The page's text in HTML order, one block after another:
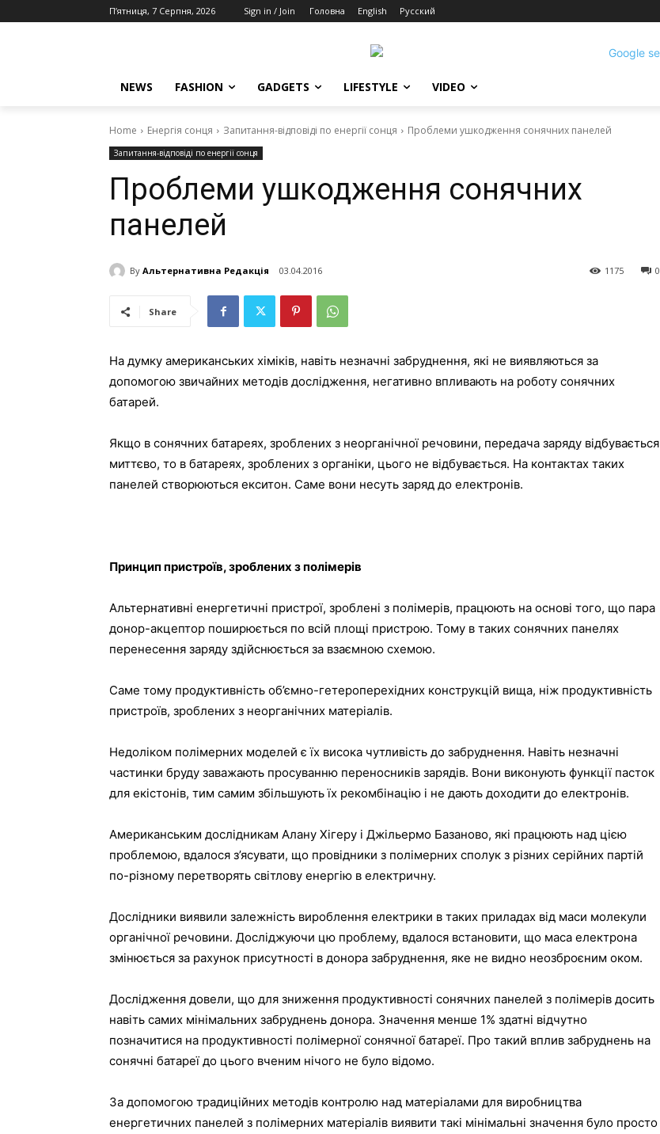
П’ятниця, 7 Серпня, 2026 Sign in / Join Головна English Русский
NEWS FASHION GADGETS LIFESTYLE VIDEO
Home Енергія сонця Запитання-відповіді по енергії сонця Проблеми ушкодження сонячних панелей
Запитання-відповіді по енергії сонця
Проблеми ушкодження сонячних
панелей
By Альтернативна Редакція 03.04.2016 0
1175
Share
На думку американських хіміків, навіть незначні забруднення, які не виявляються за
допомогою звичайних методів дослідження, негативно впливають на роботу сонячних
батарей.
Якщо в сонячних батареях, зроблених з неорганічної речовини, передача заряду відбувається
миттєво, то в батареях, зроблених з органіки, цього не відбувається. На контактах таких
панелей створюються екситон. Саме вони несуть заряд до електронів.
Принцип пристроїв, зроблених з полімерів
Альтернативні енергетичні пристрої, зроблені з полімерів, працюють на основі того, що пара
донор-акцептор поширюється по всій площі пристрою. Тому в таких сонячних панелях
перенесення заряду здійснюється за взаємною схемою.
Саме тому продуктивність об’ємно-гетероперехідних конструкцій вища, ніж продуктивність
пристроїв, зроблених з неорганічних матеріалів.
Недоліком полімерних моделей є їх висока чутливість до забруднення. Навіть незначні
частинки бруду заважають просуванню переносників зарядів. Вони виконують функції пасток
для екістонів, тим самим збільшують їх рекомбінацію і не дають доходити до електронів.
Американським дослідникам Алану Хігеру і Джільермо Базаново, які працюють над цією
проблемою, вдалося з’ясувати, що провідники з полімерних сполук з різних серійних партій
по-різному перетворять світлову енергію в електричну.
Дослідники виявили залежність вироблення електрики в таких приладах від маси молекули
органічної речовини. Досліджуючи цю проблему, вдалося встановити, що маса електрона
змінюється за рахунок присутності в донора забруднення, яке не видно неозброєним оком.
Дослідження довели, що для зниження продуктивності сонячних панелей з полімерів досить
навіть самих мінімальних забруднень донора. Значення менше 1% здатні відчутно
позначитися на продуктивності полімерної сонячної батареї. Про такий вплив забруднень на
сонячні батареї до цього вченим нічого не було відомо.
За допомогою традиційних методів контролю над матеріалами для виробництва
енергетичних панелей з полімерних матеріалів виявити такі мінімальні значення було просто